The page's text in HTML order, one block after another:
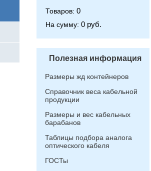
Товаров: 0
На сумму: 0 руб.
Полезная информация
Размеры жд контейнеров
Справочник веса кабельной
продукции
Размеры и вес кабельных
барабанов
Таблицы подбора аналога
оптического кабеля
ГОСТы